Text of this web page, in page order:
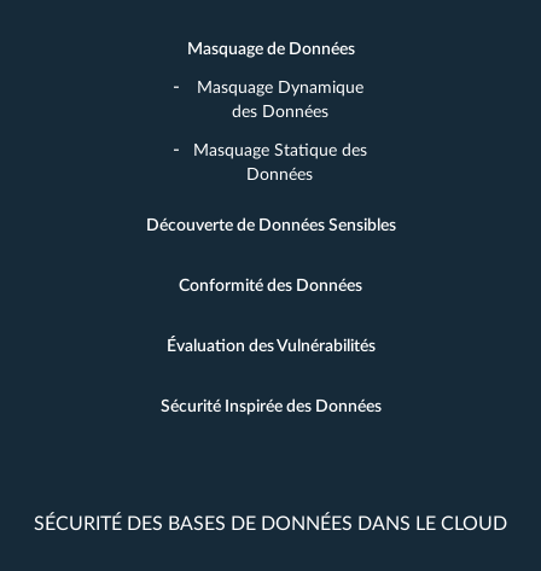
Masquage de Données
Masquage Dynamique
des Données
Masquage Statique des
Données
Découverte de Données Sensibles
Conformité des Données
Évaluation des Vulnérabilités
Sécurité Inspirée des Données
SÉCURITÉ DES BASES DE DONNÉES DANS LE CLOUD